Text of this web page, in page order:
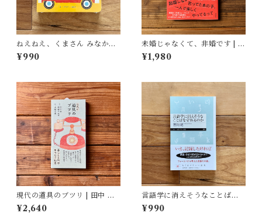
ねえねえ、くまさん みなかっ
た？ | リディア・ニコルズ
(絵), みた かよこ(訳)
¥990
未婚じゃなくて、非婚です | ホ
ンサムピギョル, すんみ(翻訳),
小山内園子(翻訳)
¥1,980
現代の道具のブツリ | 田中 幸,
結城 千代子, 大塚 文香(絵)
¥2,640
言語学に消えそうなことばを
守れるのか | 吉岡 乾
¥990